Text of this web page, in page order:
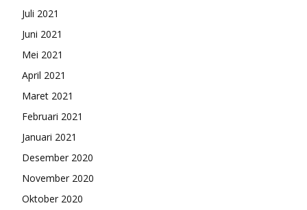
Juli 2021
Juni 2021
Mei 2021
April 2021
Maret 2021
Februari 2021
Januari 2021
Desember 2020
November 2020
Oktober 2020